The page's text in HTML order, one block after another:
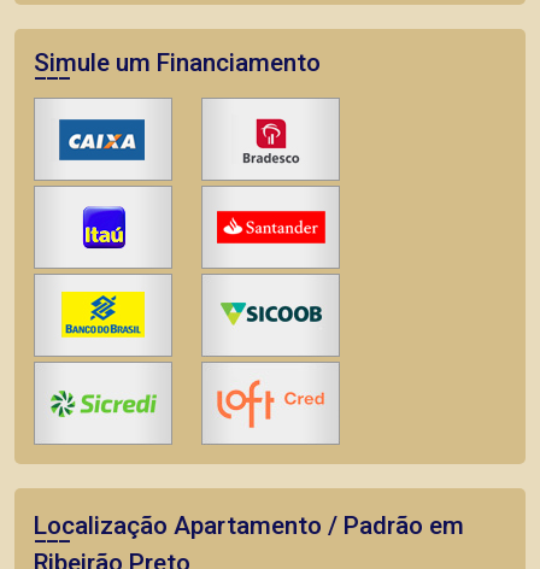
Simule um Financiamento
Localização Apartamento / Padrão em
Ribeirão Preto